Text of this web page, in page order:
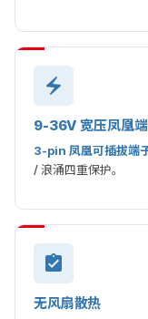
9-36V 宽压凤凰
3-pin 凤凰可插拔端
/ 浪涌四重保护。
无风扇散热